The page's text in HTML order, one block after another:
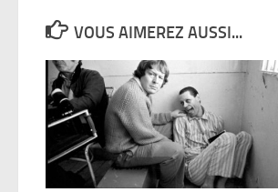
VOUS AIMEREZ AUSSI...